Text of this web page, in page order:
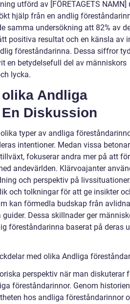
utförd av [FÖRETAGETS NAMN]
hjälp från en andlig
samma undersökning att 82% av
positiva resultat och en känsla av
föreståndarinna. Dessa siffror
en betydelsefull del av människors
lycka.
Andliga
Diskussion
typer av andliga
intentioner. Medan vissa
fokuserar andra mer på att
andevärlden. Klärvoajanter
och perspektiv på
och tolkningar för att ge insikter
kan förmedla budskap från
Dessa skillnader ger
föreståndarinna baserat på deras
med olika Andliga
perspektiv när man diskuterar
föreståndarinnor. Genom
hos andliga föreståndarinnor